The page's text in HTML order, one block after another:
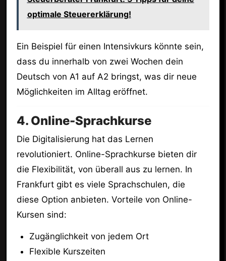
optimale Steuererklärung!
Ein Beispiel für einen Intensivkurs könnte sein,
dass du innerhalb von zwei Wochen dein
Deutsch von A1 auf A2 bringst, was dir neue
Möglichkeiten im Alltag eröffnet.
4. Online-Sprachkurse
Die Digitalisierung hat das Lernen
revolutioniert. Online-Sprachkurse bieten dir
die Flexibilität, von überall aus zu lernen. In
Frankfurt gibt es viele Sprachschulen, die
diese Option anbieten. Vorteile von Online-
Kursen sind:
Zugänglichkeit von jedem Ort
Flexible Kurszeiten